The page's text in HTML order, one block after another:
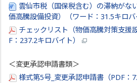
雲仙市税（国保税含む）の滞納がな
価高騰設備投資）（ワード：31.5キロ
チェックリスト（物価高騰対策支援
F：237.2キロバイト）
＜変更承認申請書類＞
様式第5号_変更承認申請書（PDF：